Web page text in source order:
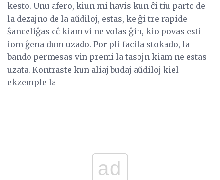
kesto. Unu afero, kiun mi havis kun ĉi tiu parto de
la dezajno de la aŭdiloj, estas, ke ĝi tre rapide
ŝanceliĝas eĉ kiam vi ne volas ĝin, kio povas esti
iom ĝena dum uzado. Por pli facila stokado, la
bando permesas vin premi la tasojn kiam ne estas
uzata. Kontraste kun aliaj budaj aŭdiloj kiel
ekzemple la
ad